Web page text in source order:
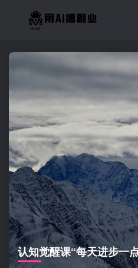
认知觉醒课“每天进步一